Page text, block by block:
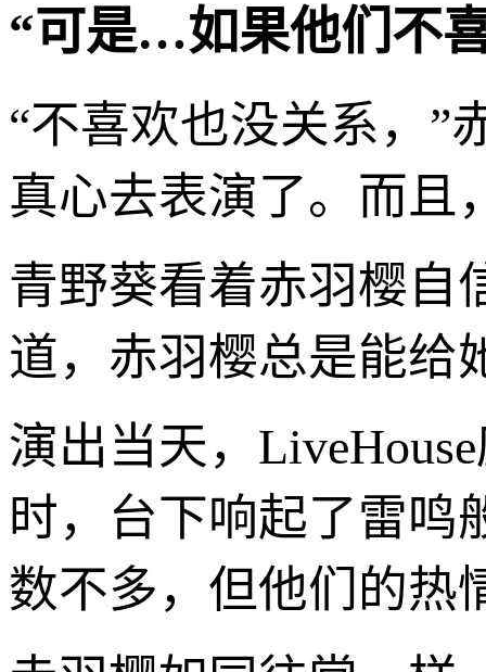
“可是…如果他们不
“不喜欢也没关系，”
真心去表演了。而且
青野葵看着赤羽樱自
道，赤羽樱总是能给
演出当天，
时，台下响起了雷鸣
数不多，但他们的热